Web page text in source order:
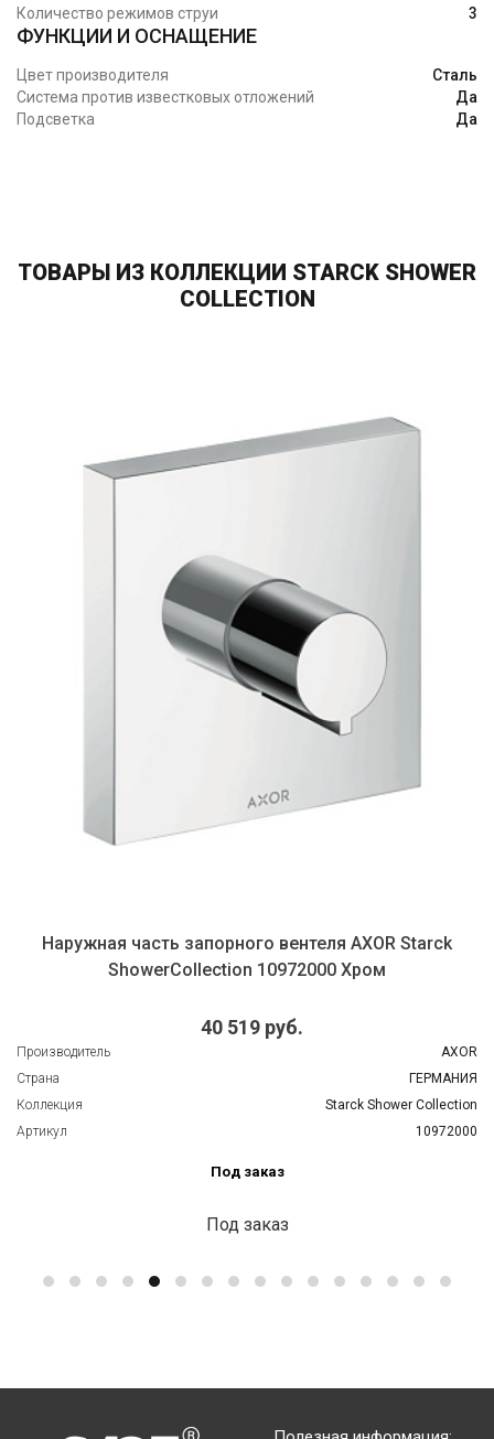
Количество режимов струи 3
ФУНКЦИИ И ОСНАЩЕНИЕ
Цвет производителя
Сталь
Система против известковых отложений
Да
Подсветка
Да
ТОВАРЫ ИЗ КОЛЛЕКЦИИ STARCK SHOWER
COLLECTION
Наружная часть запорного вентеля AXOR Starck
ShowerCollection 10972000 Хром
40 519 руб.
Производитель
AXOR
Страна
ГЕРМАНИЯ
Коллекция
Starck Shower Collection
Артикул
10972000
Под заказ
Под заказ